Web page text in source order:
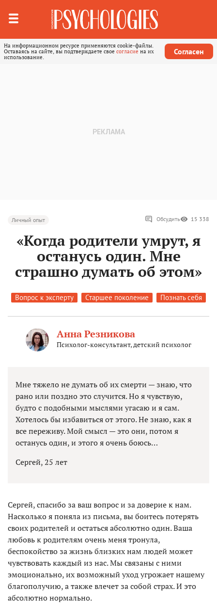
На информационном ресурсе применяются cookie-файлы.
Оставаясь на сайте, вы подтверждаете свое согласие на их
использование.
Согласен
Личный опыт Обсудить 15 338
«Когда родители умрут, я
останусь один. Мне
страшно думать об этом»
Вопрос к эксперту Старшее поколение Познать себя
Анна Резникова
Психолог-консультант, детский психолог
Мне тяжело не думать об их смерти — знаю, что
рано или поздно это случится. Но я чувствую,
будто с подобными мыслями угасаю и я сам.
Хотелось бы избавиться от этого. Не знаю, как я
все переживу. Мой смысл — это они, потом я
останусь один, и этого я очень боюсь…
Сергей, 25 лет
Сергей, спасибо за ваш вопрос и за доверие к нам.
Насколько я поняла из письма, вы боитесь потерять
своих родителей и остаться абсолютно один. Ваша
любовь к родителям очень меня тронула,
беспокойство за жизнь близких нам людей может
чувствовать каждый из нас. Мы связаны с ними
эмоционально, их возможный уход угрожает нашему
благополучию, а также влечет за собой страх. И это
абсолютно нормально.